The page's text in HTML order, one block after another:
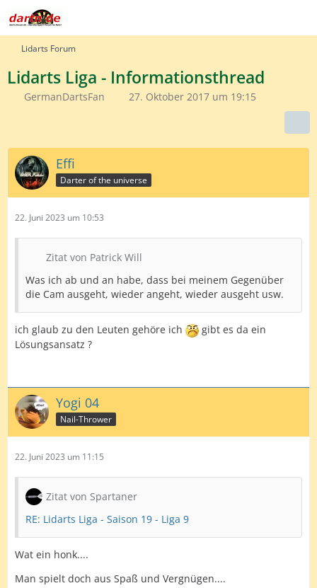
Lidarts Forum
Lidarts Liga - Informationsthread
GermanDartsFan 27. Oktober 2017 um 19:15
Effi
Darter of the universe
22. Juni 2023 um 10:53
Zitat von Patrick Will
Was ich ab und an habe, dass bei meinem Gegenüber
die Cam ausgeht, wieder angeht, wieder ausgeht usw.
ich glaub zu den Leuten gehöre ich
gibt es da ein
Lösungsansatz ?
Yogi 04
Nail-Thrower
22. Juni 2023 um 11:15
Zitat von Spartaner
RE: Lidarts Liga - Saison 19 - Liga 9
Wat ein honk....
Man spielt doch aus Spaß und Vergnügen....